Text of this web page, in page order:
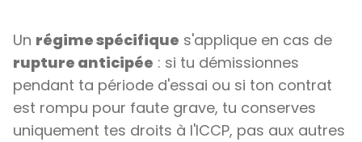
Un régime spécifique s'applique en cas de
rupture anticipée : si tu démissionnes
pendant ta période d'essai ou si ton contrat
est rompu pour faute grave, tu conserves
uniquement tes droits à l'ICCP, pas aux autres